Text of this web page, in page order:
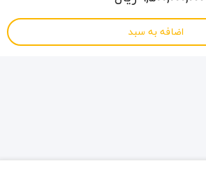
اضافه به سبد